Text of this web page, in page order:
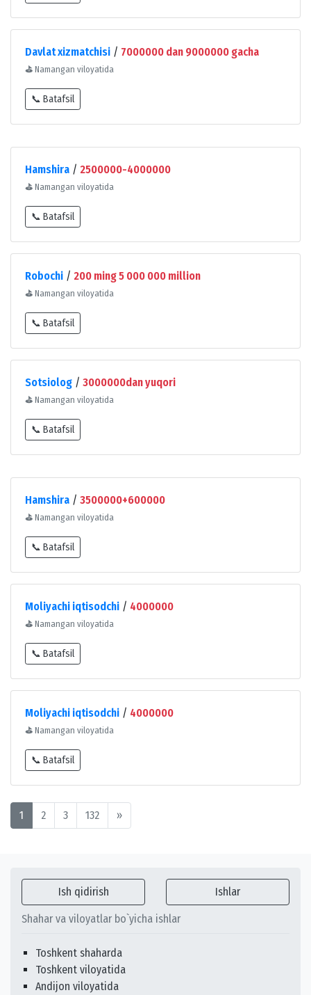
Davlat xizmatchisi / 7000000 dan 9000000 gacha
⛳ Namangan viloyatida
📞 Batafsil
Hamshira / 2500000-4000000
⛳ Namangan viloyatida
📞 Batafsil
Robochi / 200 ming 5 000 000 million
⛳ Namangan viloyatida
📞 Batafsil
Sotsiolog / 3000000dan yuqori
⛳ Namangan viloyatida
📞 Batafsil
Hamshira / 3500000+600000
⛳ Namangan viloyatida
📞 Batafsil
Moliyachi iqtisodchi / 4000000
⛳ Namangan viloyatida
📞 Batafsil
Moliyachi iqtisodchi / 4000000
⛳ Namangan viloyatida
📞 Batafsil
1 2 3 132 »
Ish qidirish Ishlar
Shahar va viloyatlar bo`yicha ishlar
Toshkent shaharda
Toshkent viloyatida
Andijon viloyatida